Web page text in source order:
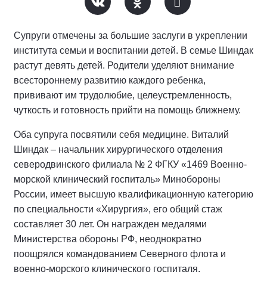
Супруги отмечены за большие заслуги в укреплении
института семьи и воспитании детей. В семье Шиндак
растут девять детей. Родители уделяют внимание
всестороннему развитию каждого ребенка,
прививают им трудолюбие, целеустремленность,
чуткость и готовность прийти на помощь ближнему.
Оба супруга посвятили себя медицине. Виталий
Шиндак – начальник хирургического отделения
северодвинского филиала № 2 ФГКУ «1469 Военно-
морской клинический госпиталь» Минобороны
России, имеет высшую квалификационную категорию
по специальности «Хирургия», его общий стаж
составляет 30 лет. Он награжден медалями
Министерства обороны РФ, неоднократно
поощрялся командованием Северного флота и
военно-морского клинического госпиталя.